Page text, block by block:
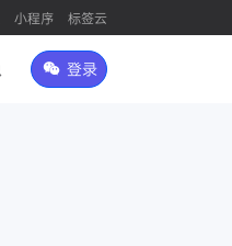
小程序 标签云
登录